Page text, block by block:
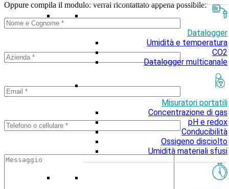
Datalogger
Umidità e temperatura
CO2
Datalogger multicanale
Misuratori portatili
Concentrazione di gas
pH e redox
Conducibilità
Ossigeno disciolto
Umidità materiali sfusi
Oppure compila il modulo: verrai ricontattato appena possibile: